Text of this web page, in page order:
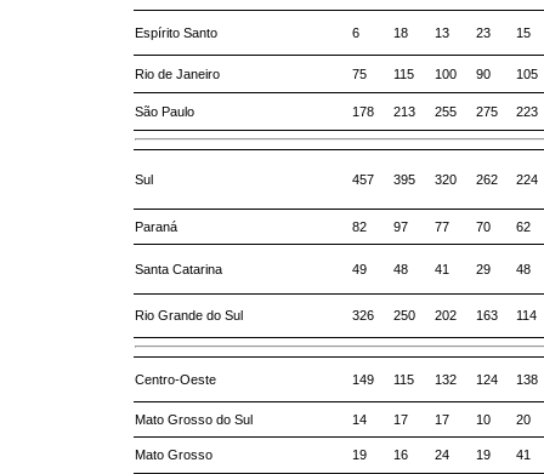
Espírito Santo 6 18 13 23 15
Rio de Janeiro 75 115 100 90 105
São Paulo 178 213 255 275 223
Sul 457 395 320 262 224
Paraná 82 97 77 70 62
Santa Catarina 49 48 41 29 48
Rio Grande do Sul 326 250 202 163 114
Centro-Oeste 149 115 132 124 138
Mato Grosso do Sul 14 17 17 10 20
Mato Grosso 19 16 24 19 41